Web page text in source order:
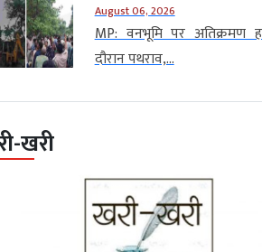
August 06, 2026
MP: वनभूमि पर अतिक्रमण
दौरान पथराव,...
खरी